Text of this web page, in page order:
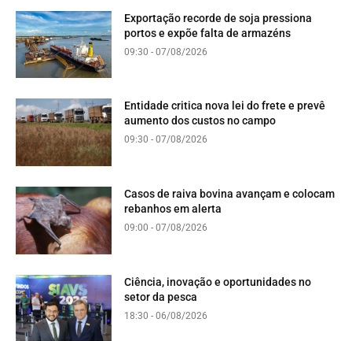
Exportação recorde de soja pressiona
portos e expõe falta de armazéns
09:30 - 07/08/2026
Entidade critica nova lei do frete e prevê
aumento dos custos no campo
09:30 - 07/08/2026
Casos de raiva bovina avançam e colocam
rebanhos em alerta
09:00 - 07/08/2026
Ciência, inovação e oportunidades no
setor da pesca
18:30 - 06/08/2026